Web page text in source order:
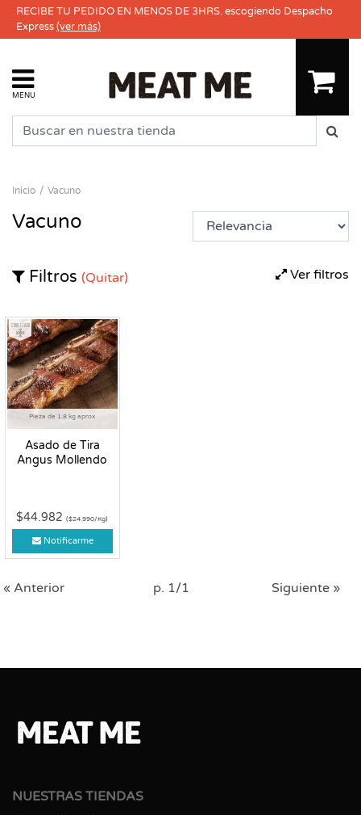
RECIBE TU PEDIDO EN MENOS DE 3HRS. escogiendo Despacho
Express(ver más)
MENU
Inicio Vacuno
Vacuno
Ver filtros
Filtros (Quitar)
Pieza de 1.8 kg aprox
Asado de Tira
Angus Mollendo
Congelado
$44.982($24.990/Kg)
Notificarme
« Anterior p. 1/1 Siguiente »
NUESTRAS TIENDAS